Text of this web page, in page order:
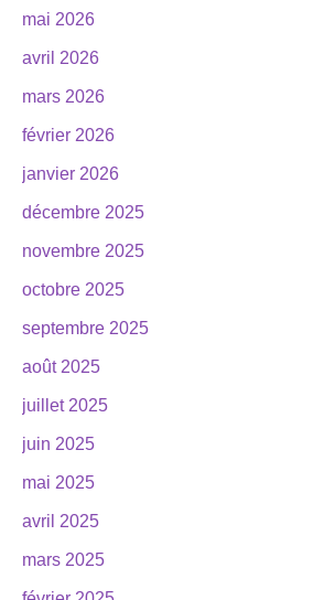
mai 2026
avril 2026
mars 2026
février 2026
janvier 2026
décembre 2025
novembre 2025
octobre 2025
septembre 2025
août 2025
juillet 2025
juin 2025
mai 2025
avril 2025
mars 2025